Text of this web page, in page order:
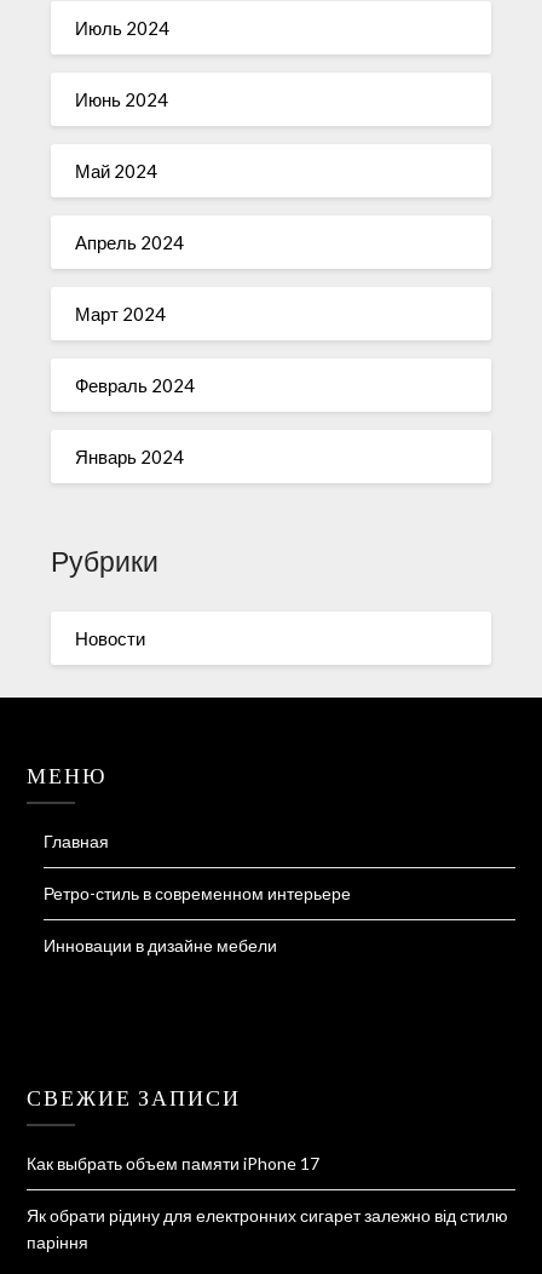
Июль 2024
Июнь 2024
Май 2024
Апрель 2024
Март 2024
Февраль 2024
Январь 2024
Рубрики
Новости
МЕНЮ
Главная
Ретро-стиль в современном интерьере
Инновации в дизайне мебели
СВЕЖИЕ ЗАПИСИ
Как выбрать объем памяти iPhone 17
Як обрати рідину для електронних сигарет залежно від стилю
паріння